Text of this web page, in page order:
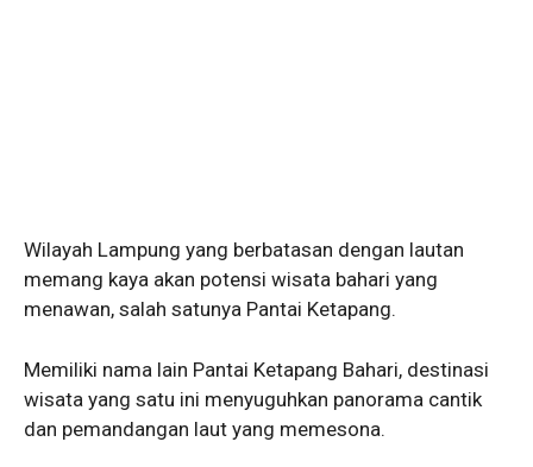
Wilayah Lampung yang berbatasan dengan lautan
memang kaya akan potensi wisata bahari yang
menawan, salah satunya Pantai Ketapang.
Memiliki nama lain Pantai Ketapang Bahari, destinasi
wisata yang satu ini menyuguhkan panorama cantik
dan pemandangan laut yang memesona.